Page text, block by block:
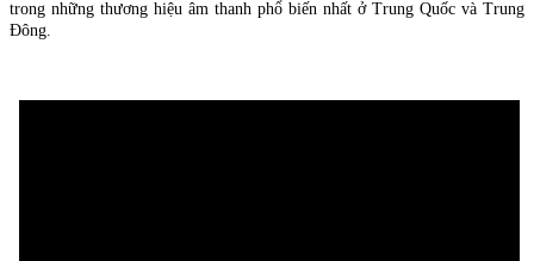
trong những thương hiệu âm thanh phổ biến nhất ở Trung Quốc và Trung
Đông.